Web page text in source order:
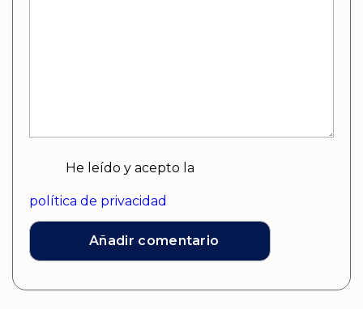
He leído y acepto la
política de privacidad